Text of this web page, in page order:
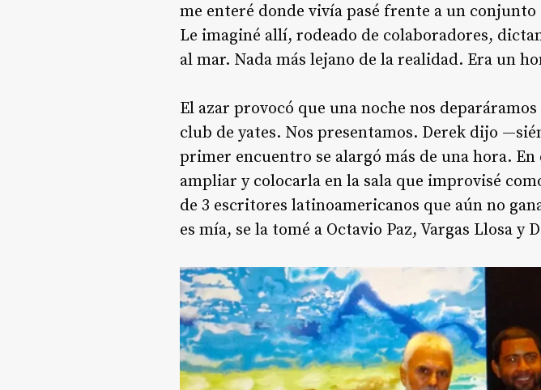
me enteré donde vivía pasé frente a un
Le imaginé allí, rodeado de colaboradores,
al mar. Nada más lejano de la realidad. Era un
El azar provocó que una noche nos
club de yates. Nos presentamos. Derek dijo
primer encuentro se alargó más de una hora.
ampliar y colocarla en la sala que improvisé
de 3 escritores latinoamericanos que aún no
es mía, se la tomé a Octavio Paz, Vargas Llosa y